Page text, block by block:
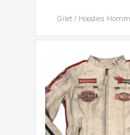
Gilet / Hoodies